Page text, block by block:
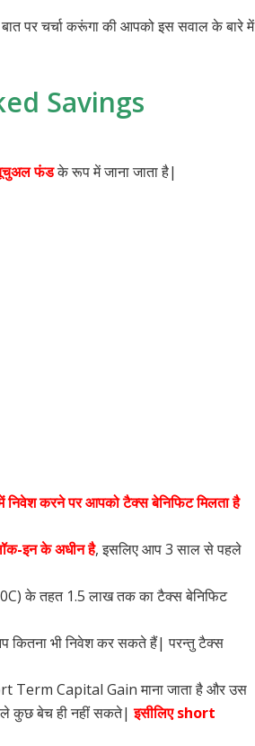
पर चर्चा करूंगा की आपको इस सवाल के बारे में
Savings
फंडके रूप में जाना जाता है|
निवेश करने पर आपको टैक्स बेनिफिट मिलता है
इन के अधीन है, इसलिए आप 3 साल से पहले
के तहत 1.5 लाख तक का टैक्स बेनिफिट
आप कितना भी निवेश कर सकते हैं| परन्तु टैक्स
Term Capital Gain माना जाता है और उस
कुछ बेच ही नहीं सकते|इसीलिए short